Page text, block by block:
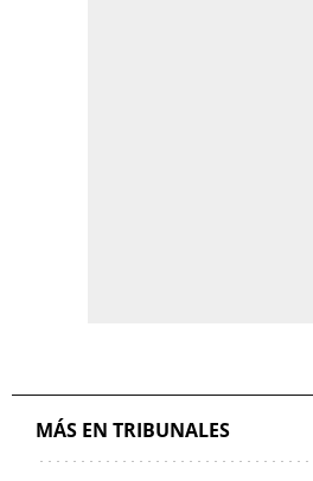
MÁS EN TRIBUNALES